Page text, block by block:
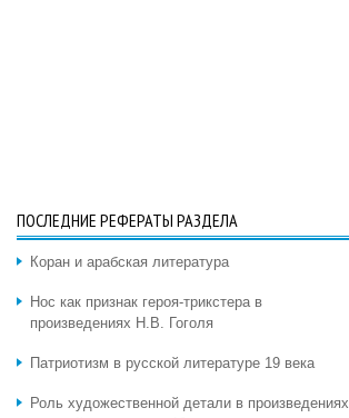
ПОСЛЕДНИЕ РЕФЕРАТЫ РАЗДЕЛА
Коран и арабская литература
Нос как признак героя-трикстера в
произведениях Н.В. Гоголя
Патриотизм в русской литературе 19 века
Роль художественной детали в произведениях